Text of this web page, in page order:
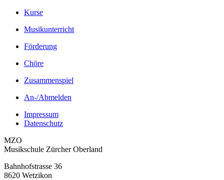
Kurse
Musikunterricht
Förderung
Chöre
Zusammenspiel
An-/Abmelden
Impressum
Datenschutz
MZO
Musikschule Zürcher Oberland
Bahnhofstrasse 36
8620 Wetzikon